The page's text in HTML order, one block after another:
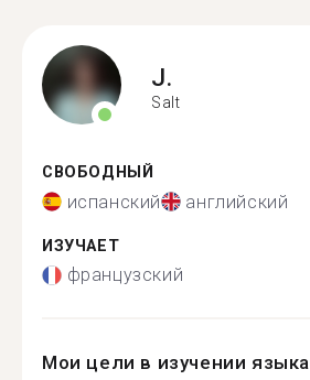
J.
Salt
СВОБОДНЫЙ
испанский английский
ИЗУЧАЕТ
французский
Мои цели в изучении языка